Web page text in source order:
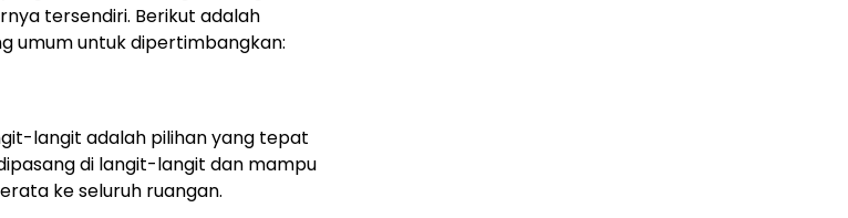
tersendiri. Berikut adalah
umum untuk dipertimbangkan:
langit adalah pilihan yang tepat
di langit-langit dan mampu
ke seluruh ruangan.